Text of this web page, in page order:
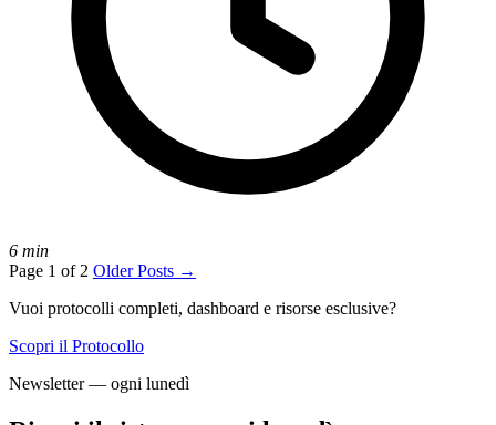
6 min
Page 1 of 2 Older Posts →
Vuoi protocolli completi, dashboard e risorse esclusive?
Scopri il Protocollo
Newsletter — ogni lunedì